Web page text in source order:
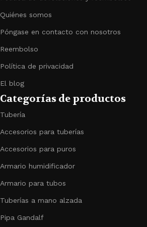
Quiénes somos
Póngase en contacto con nosotros
Reembolso
Política de privacidad
El blog
Categorías de productos
Tubería
Accesorios para tuberías
Accesorios para puros
Armario humidificador
Armario para tubos
Tuberías a mano alzada
Pipa Gandalf